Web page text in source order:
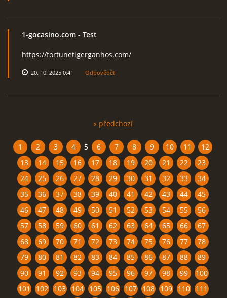
1-gocasino.com - Test
https://fortunetigerganhos.com/
20. 10. 2025 0:41 Odpovědět
« předchozí
1 2 3 4 5 6 7 8 9 10 11
12
13
14 15 16 17 18 19 20 21 22
23
24
25 26 27 28 29 30 31 32 33
34
35
36 37 38 39 40 41 42 43 44
45
46
47 48 49 50 51 52 53 54 55
56
57
58 59 60 61 62 63 64 65 66
67
68
69 70 71 72 73 74 75 76 77
78
79
80 81 82 83 84 85 86 87 88
89
90
91 92 93 94 95 96 97 98 99
100
101 102 103 104 105 106 107 108 109 110 111